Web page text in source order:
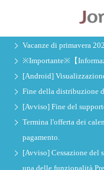
Vacanze di primavera
※Importante※【
[Android]
Fine della distribuzione
[Avviso] Fine del
Termina l'offerta dei
pagamento.
[Avviso] Cessazione del
una delle funzionalità